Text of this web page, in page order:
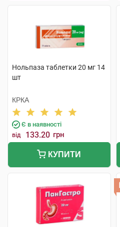
Нольпаза таблетки 20 мг 14
шт
КРКА
Є в наявності
від 133.20 грн
КУПИТИ